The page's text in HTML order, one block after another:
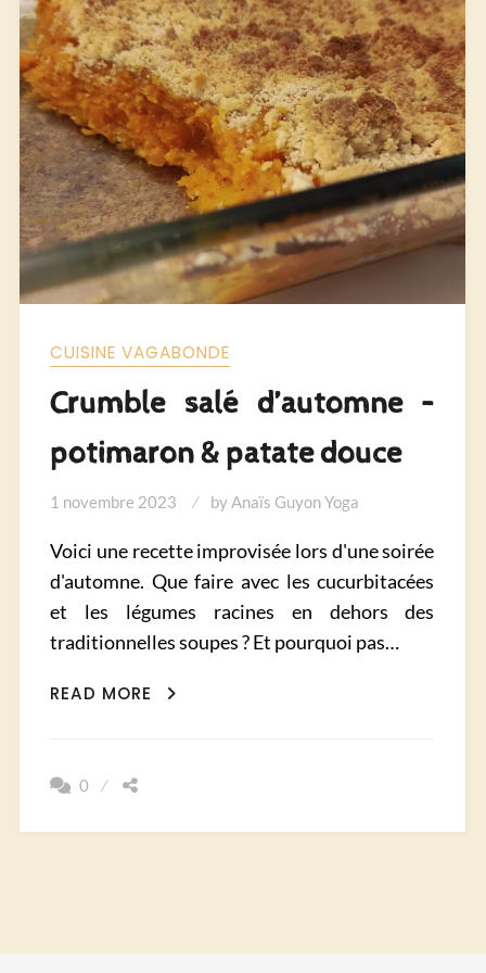
CUISINE VAGABONDE
Crumble salé d’automne –
potimaron & patate douce
1 novembre 2023 byAnaïs Guyon Yoga
Voici une recette improvisée lors d'une soirée
d'automne. Que faire avec les cucurbitacées
et les légumes racines en dehors des
traditionnelles soupes ? Et pourquoi pas…
READ MORE
CRUMBLE
0